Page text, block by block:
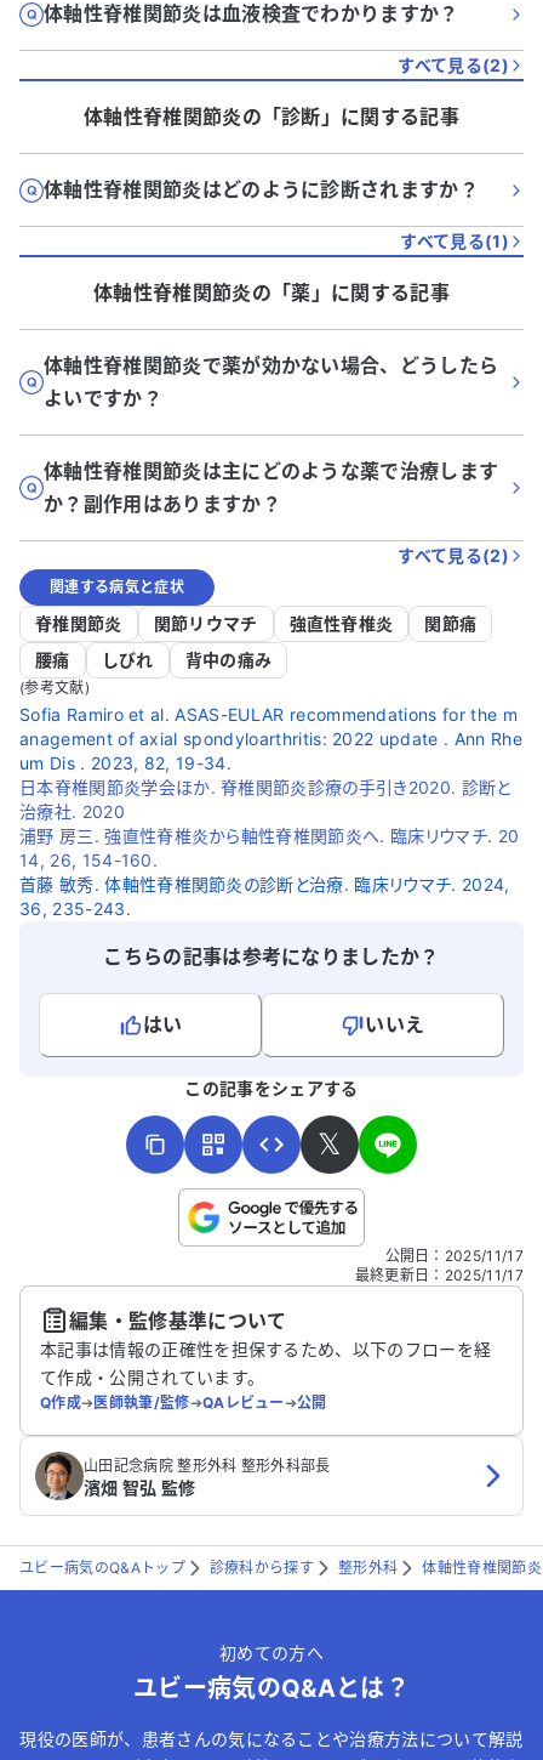
体軸性脊椎関節炎は血液検査でわかりますか？
すべて見る(2)
体軸性脊椎関節炎の「診断 」に関する記事
体軸性脊椎関節炎はどのように診断されますか？
すべて見る(1)
体軸性脊椎関節炎の「薬 」に関する記事
体軸性脊椎関節炎で薬が効かない場合、どうしたら
よいですか？
体軸性脊椎関節炎は主にどのような薬で治療します
か？副作用はありますか？
すべて見る(2)
関連する病気と症状
脊椎関節炎 関節リウマチ 強直性脊椎炎
関節痛
腰痛
しびれ 背中の痛み
(参考文献)
Sofia Ramiro et al. ASAS-EULAR recommendations for the m
anagement of axial spondyloarthritis: 2022 update . Ann Rhe
um Dis . 2023, 82, 19-34.
日本脊椎関節炎学会ほか. 脊椎関節炎診療の手引き2020. 診断と
治療社. 2020
浦野 房三. 強直性脊椎炎から軸性脊椎関節炎へ. 臨床リウマチ. 20
14, 26, 154-160.
首藤 敏秀. 体軸性脊椎関節炎の診断と治療. 臨床リウマチ. 2024,
36, 235-243.
こちらの記事は参考になりましたか？
はい
いいえ
こちらは送信専用のフォームです。氏名やご自身の病気の詳細な
送信する
この記事をシェアする
𝕏
公開日 ： 2025/11/17
最終更新日 ： 2025/11/17
編集・監修基準について
本記事は情報の正確性を担保するため、以下のフローを経
て作成・公開されています。
Q作成➔医師執筆/監修➔QAレビュー➔公開
山田記念病院 整形外科 整形外科部長
濱畑 智弘 監修
ユビー病気のQ&Aトップ 診療科から探す 整形外科 体軸性脊椎関節炎
初めての方へ
ユビー病気のQ&Aとは？
現役の医師が、患者さんの気になることや治療方法について解説